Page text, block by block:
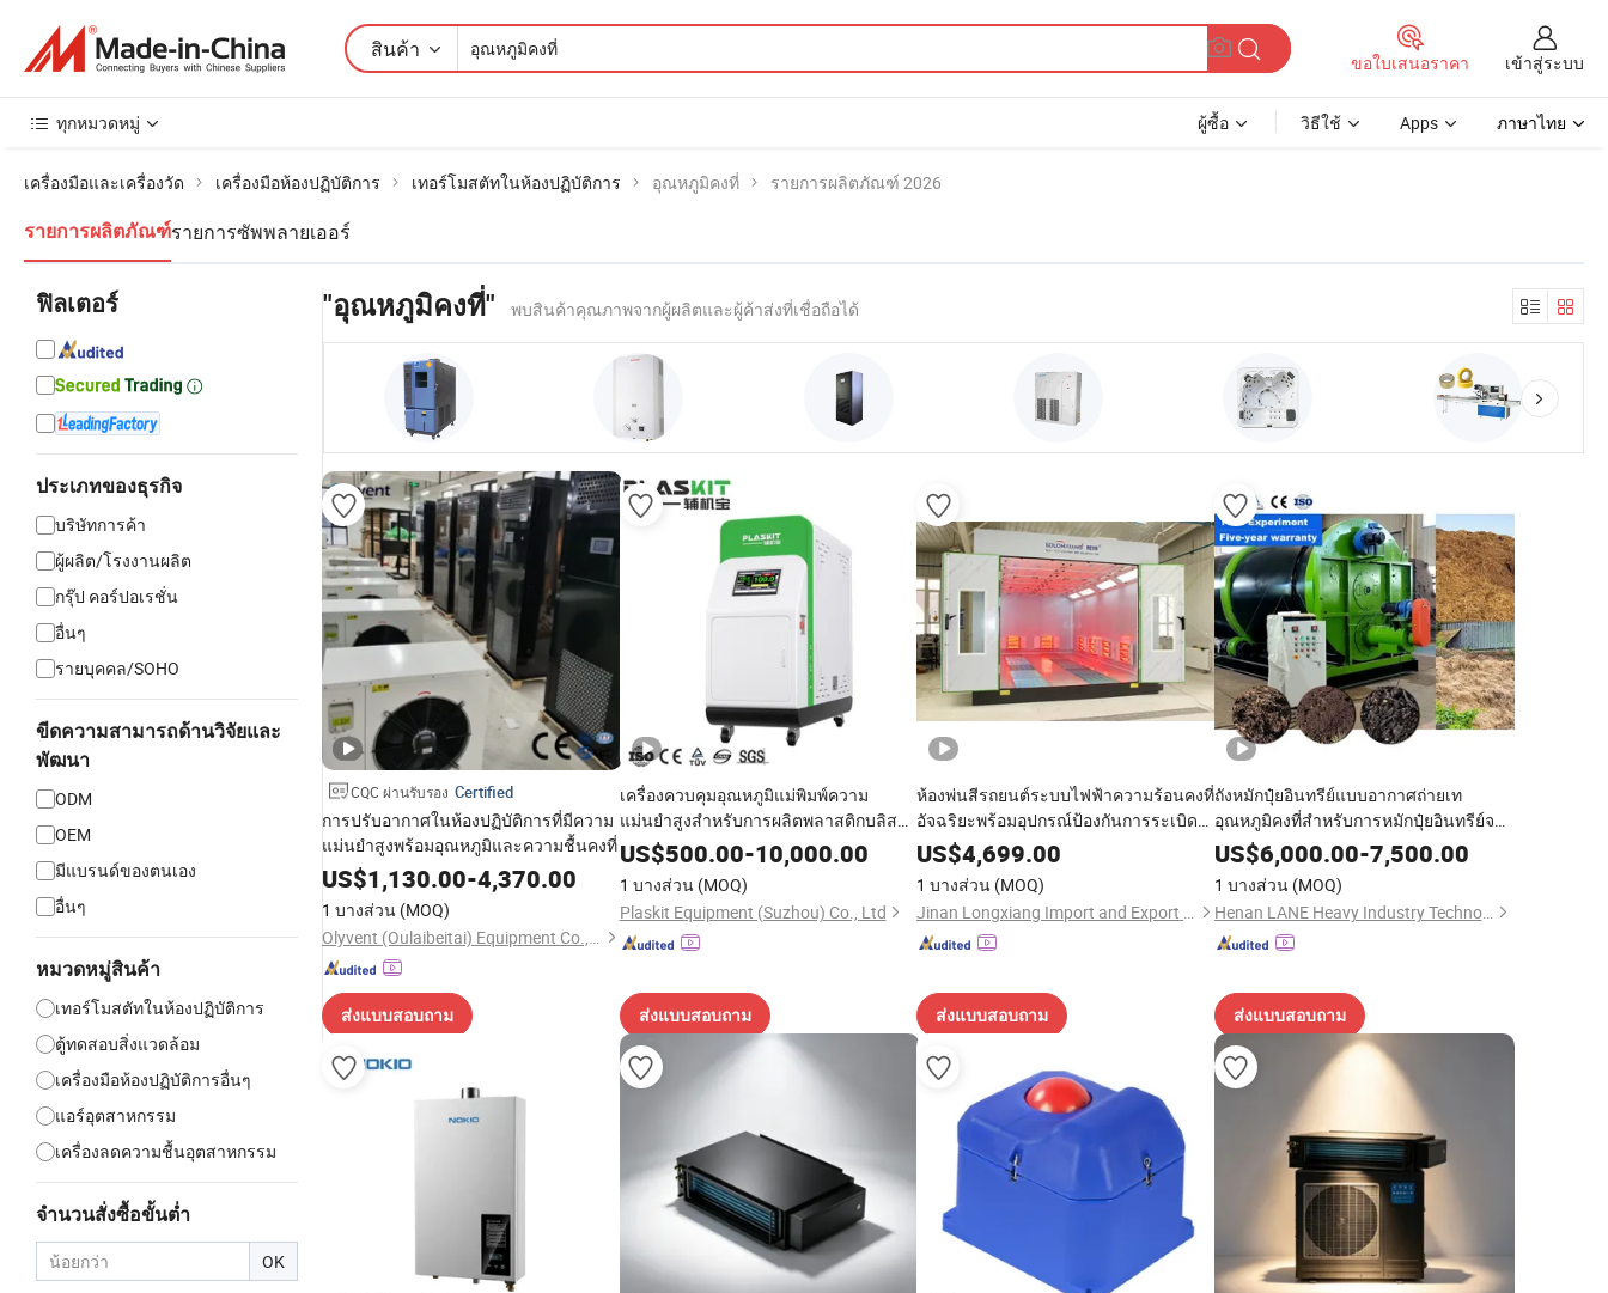
สินค้า
ขอใบเสนอราคา เข้าสู่ระบบ
ทุกหมวดหมู่ ผู้ซื้อ วิธีใช้ Apps ภาษาไทย
เครื่องมือและเครื่องวัด เครื่องมือห้องปฏิบัติการ เทอร์โมสตัทในห้องปฏิบัติการ อุณหภูมิคงที่ รายการผลิตภัณฑ์ 2026
รายการผลิตภัณฑ์รายการซัพพลายเออร์
ฟิลเตอร์
ประเภทของธุรกิจ
บริษัทการค้า
ผู้ผลิต/โรงงานผลิต
กรุ๊ป คอร์ปอเรชั่น
อื่นๆ
รายบุคคล/SOHO
ขีดความสามารถด้านวิจัยและ
พัฒนา
ODM
OEM
มีแบรนด์ของตนเอง
อื่นๆ
หมวดหมู่สินค้า
เทอร์โมสตัทในห้องปฏิบัติการ
ตู้ทดสอบสิ่งแวดล้อม
เครื่องมือห้องปฏิบัติการอื่นๆ
แอร์อุตสาหกรรม
เครื่องลดความชื้นอุตสาหกรรม
จำนวนสั่งซื้อขั้นต่ำ
OK
"อุณหภูมิคงที่" พบสินค้าคุณภาพจากผู้ผลิตและผู้ค้าส่งที่เชื่อถือได้
CQC ผ่านรับรอง Certified
การปรับอากาศในห้องปฏิบัติการที่มีความ
แม่นยำสูงพร้อมอุณหภูมิและความชื้นคงที่
US$1,130.00-4,370.00
1 บางส่วน (MOQ)
Olyvent (Oulaibeitai) Equipment Co., Ltd.
ส่งแบบสอบถาม
เครื่องควบคุมอุณหภูมิแม่พิมพ์ความ
แม่นยำสูงสำหรับการผลิตพลาสติกบลิส
เตอร์ การขึ้นรูปยาง เครื่องจักร
อุตสาหกรรมสำหรับอุณหภูมิคงที่
US$500.00-10,000.00
1 บางส่วน (MOQ)
Plaskit Equipment (Suzhou) Co., Ltd
ส่งแบบสอบถาม
ห้องพ่นสีรถยนต์ระบบไฟฟ้าความร้อนคงที่
อัจฉริยะพร้อมอุปกรณ์ป้องกันการระเบิดที่
ปลอดภัย
US$4,699.00
1 บางส่วน (MOQ)
Jinan Longxiang Import and Export Trading Co., Ltd.
ส่งแบบสอบถาม
ถังหมักปุ๋ยอินทรีย์แบบอากาศถ่ายเท
อุณหภูมิคงที่สำหรับการหมักปุ๋ยอินทรีย์จาก
มูลสัตว์
US$6,000.00-7,500.00
1 บางส่วน (MOQ)
Henan LANE Heavy Industry Technology Co.,Ltd.
ส่งแบบสอบถาม